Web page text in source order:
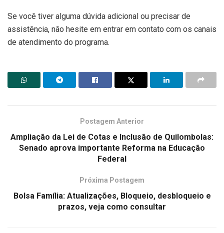
Se você tiver alguma dúvida adicional ou precisar de
assistência, não hesite em entrar em contato com os canais
de atendimento do programa.
Postagem Anterior
Ampliação da Lei de Cotas e Inclusão de Quilombolas:
Senado aprova importante Reforma na Educação
Federal
Próxima Postagem
Bolsa Família: Atualizações, Bloqueio, desbloqueio e
prazos, veja como consultar